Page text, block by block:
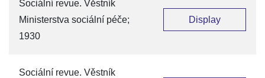
Sociální revue. Věstník
Ministerstva sociální péče;
1930
Display
Sociální revue. Věstník